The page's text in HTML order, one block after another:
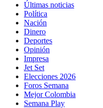
Últimas noticias
Política
Nación
Dinero
Deportes
Opinión
Impresa
Jet Set
Elecciones 2026
Foros Semana
Mejor Colombia
Semana Play